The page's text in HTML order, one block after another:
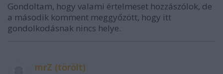
Gondoltam, hogy valami értelmeset hozzászólok, de
a második komment meggyőzött, hogy itt
gondolkodásnak nincs helye.
mrZ (törölt)